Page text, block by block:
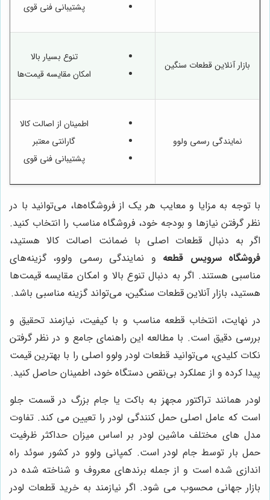
پشتیبانی فنی قوی
بازار آنلاین قطعات سنگین
تنوع بسیار بالا
امکان مقایسه قیمت‌ها
نمایندگی رسمی ولوو
اطمینان از اصالت کالا
گارانتی معتبر
پشتیبانی فنی قوی
با توجه به مزایا و معایب هر یک از فروشگاه‌ها، می‌توانید با در
نظر گرفتن نیازها و بودجه خود، فروشگاه مناسب را انتخاب کنید.
اگر به دنبال قطعات اصلی با ضمانت اصالت کالا هستید،
فروشگاه سرویس قطعه و نمایندگی رسمی ولوو، گزینه‌های
مناسبی هستند. اگر به دنبال تنوع بالا و امکان مقایسه قیمت‌ها
هستید، بازار آنلاین قطعات سنگین، می‌تواند گزینه مناسبی باشد.
در نهایت، انتخاب قطعه مناسب و با کیفیت، نیازمند تحقیق و
بررسی دقیق است. با مطالعه این راهنمای جامع و در نظر گرفتن
نکات کلیدی، می‌توانید قطعات لودر ولوو اصلی را با بهترین قیمت
پیدا کرده و از عملکرد بی‌نقص دستگاه خود، اطمینان حاصل کنید.
لودر همانند تراکتور مجهز به باکت یا جام بزرگ در قسمت جلو
است که عامل اصلی حمل کنندگی لودر را تعیین می کند. تفاوت
مدل های مختلف ماشین لودر بر اساس میزان حداکثر ظرفیت
حمل بار توسط جام لودر است. کمپانی ولوو در کشور سوئد راه
اندازی شده است و از جمله برندهای معروف و شناخته شده در
بازار جهانی محسوب می شود. اگر نیازمند به خرید قطعات لودر